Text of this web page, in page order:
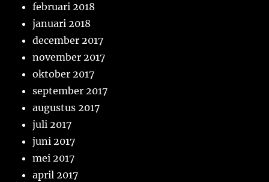
februari 2018
januari 2018
december 2017
november 2017
oktober 2017
september 2017
augustus 2017
juli 2017
juni 2017
mei 2017
april 2017